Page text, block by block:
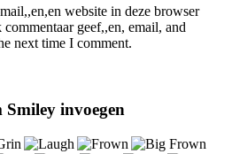
website in deze browser
geef,,en, email, and
next time I comment.
invoegen